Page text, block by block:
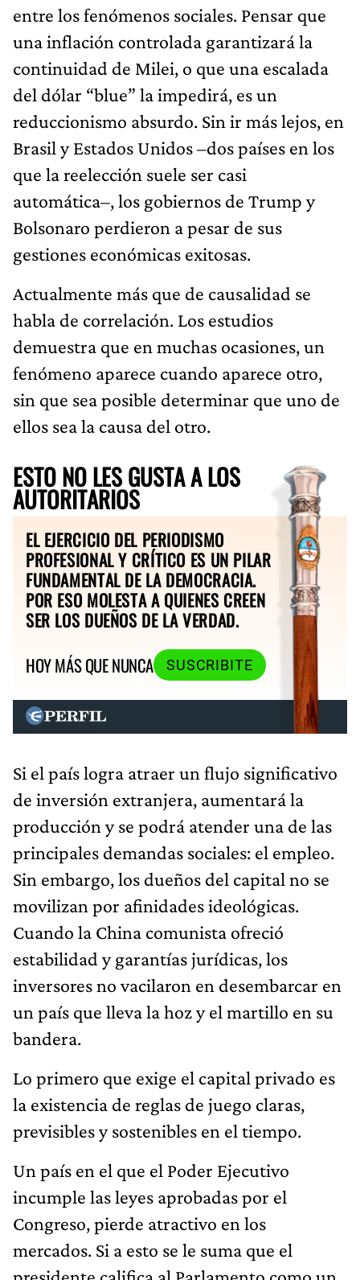
entre los fenómenos sociales. Pensar que
una inflación controlada garantizará la
continuidad de Milei, o que una escalada
del dólar “blue” la impedirá, es un
reduccionismo absurdo. Sin ir más lejos, en
Brasil y Estados Unidos –dos países en los
que la reelección suele ser casi
automática–, los gobiernos de Trump y
Bolsonaro perdieron a pesar de sus
gestiones económicas exitosas.
Actualmente más que de causalidad se
habla de correlación. Los estudios
demuestra que en muchas ocasiones, un
fenómeno aparece cuando aparece otro,
sin que sea posible determinar que uno de
ellos sea la causa del otro.
ESTO NO LES GUSTA A LOS
AUTORITARIOS
EL EJERCICIO DEL PERIODISMO
PROFESIONAL Y CRÍTICO ES UN PILAR
FUNDAMENTAL DE LA DEMOCRACIA.
POR ESO MOLESTA A QUIENES CREEN
SER LOS DUEÑOS DE LA VERDAD.
HOY MÁS QUE NUNCA
SUSCRIBITE
Si el país logra atraer un flujo significativo
de inversión extranjera, aumentará la
producción y se podrá atender una de las
principales demandas sociales: el empleo.
Sin embargo, los dueños del capital no se
movilizan por afinidades ideológicas.
Cuando la China comunista ofreció
estabilidad y garantías jurídicas, los
inversores no vacilaron en desembarcar en
un país que lleva la hoz y el martillo en su
bandera.
Lo primero que exige el capital privado es
la existencia de reglas de juego claras,
previsibles y sostenibles en el tiempo.
Un país en el que el Poder Ejecutivo
incumple las leyes aprobadas por el
Congreso, pierde atractivo en los
mercados. Si a esto se le suma que el